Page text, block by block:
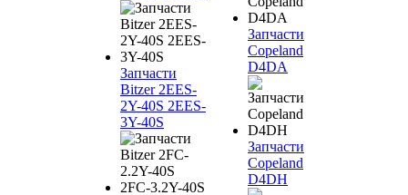
Запчасти
Bitzer 2EES-
2Y-40S 2EES-
3Y-40S
Запчасти
Copeland
D4DA
Запчасти
Copeland
D4DH